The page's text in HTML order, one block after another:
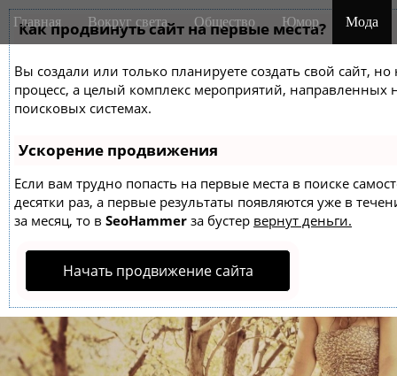
Как продвинуть сайт на первые места?
Вы создали или только планируете создать свой сайт,
процесс, а целый комплекс мероприятий,
поисковых системах.
Ускорение продвижения
Если вам трудно попасть на первые места в поиске
десятки раз, а первые результаты появляются уже в
за месяц, то в SeoHammer за бустер вернут деньги.
Начать продвижение сайта
M
a
n
m
e
n
u
i
Главная Вокруг света Общество Юмор Мода